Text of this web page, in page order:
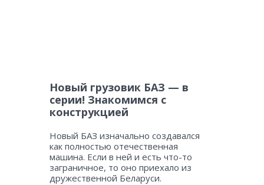
Новый грузовик БАЗ — в
серии! Знакомимся с
конструкцией
Новый БАЗ изначально создавался
как полностью отечественная
машина. Если в ней и есть что-то
заграничное, то оно приехало из
дружественной Беларуси.